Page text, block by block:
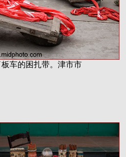
车的困扎带。津市市